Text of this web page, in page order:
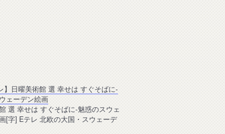
日曜美術館 選 幸せは すぐそばに‐
ェーデン絵画
選 幸せは すぐそばに‐魅惑のスウェ
[字] Eテレ 北欧の大国・スウェーデ